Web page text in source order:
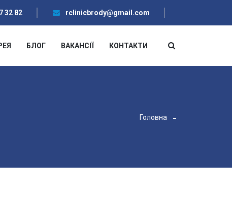
32 82 rclinicbrody@gmail.com
БЛОГ ВАКАНСІЇ КОНТАКТИ
Головна